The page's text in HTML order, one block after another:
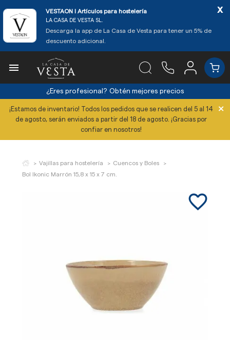
VESTAON l Artículos para hostelería
LA CASA DE VESTA SL.
Descarga la app de La Casa de Vesta para tener un 5% de
descuento adicional.
x

¿Eres profesional? Obtén mejores precios
¡Estamos de inventario! Todos los pedidos que se realicen del 5 al 14
de agosto, serán enviados a partir del 18 de agosto. ¡Gracias por
confiar en nosotros!
×
Vajillas para hostelería
Cuencos y Boles
Bol Ikonic Marrón 15,8 x 15 x 7 cm.
favorite_border